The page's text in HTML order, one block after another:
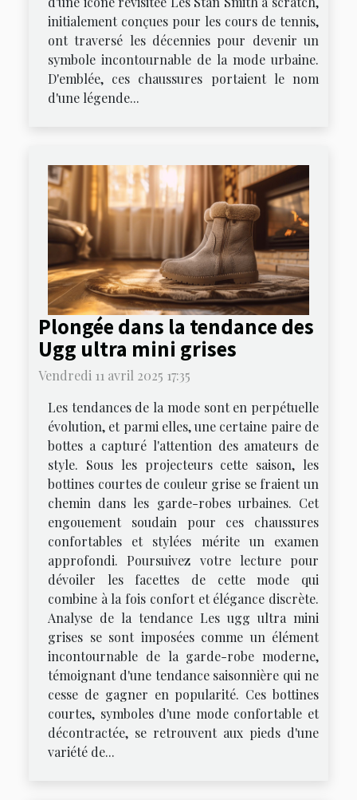
initialement conçues pour les cours de tennis,
ont traversé les décennies pour devenir un
symbole incontournable de la mode urbaine.
D'emblée, ces chaussures portaient le nom
d'une légende...
Plongée dans la tendance des
Ugg ultra mini grises
Vendredi 11 avril 2025 17:35
Les tendances de la mode sont en perpétuelle
évolution, et parmi elles, une certaine paire de
bottes a capturé l'attention des amateurs de
style. Sous les projecteurs cette saison, les
bottines courtes de couleur grise se fraient un
chemin dans les garde-robes urbaines. Cet
engouement soudain pour ces chaussures
confortables et stylées mérite un examen
approfondi. Poursuivez votre lecture pour
dévoiler les facettes de cette mode qui
combine à la fois confort et élégance discrète.
Analyse de la tendance Les ugg ultra mini
grises se sont imposées comme un élément
incontournable de la garde-robe moderne,
témoignant d'une tendance saisonnière qui ne
cesse de gagner en popularité. Ces bottines
courtes, symboles d'une mode confortable et
décontractée, se retrouvent aux pieds d'une
variété de...